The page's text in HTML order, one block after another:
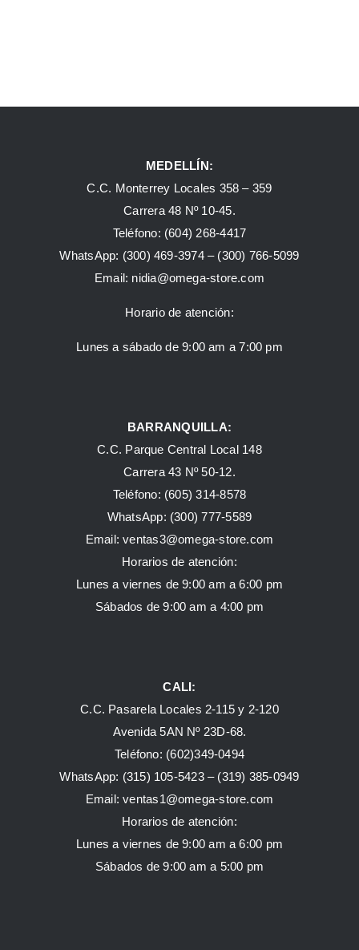
MEDELLÍN:
C.C. Monterrey Locales 358 – 359
Carrera 48 Nº 10-45.
Teléfono: (604) 268-4417
WhatsApp: (300) 469-3974 – (300) 766-5099
Email: nidia@omega-store.com
Horario de atención:
Lunes a sábado de 9:00 am a 7:00 pm
BARRANQUILLA:
C.C. Parque Central Local 148
Carrera 43 Nº 50-12.
Teléfono: (605) 314-8578
WhatsApp: (300) 777-5589
Email: ventas3@omega-store.com
Horarios de atención:
Lunes a viernes de 9:00 am a 6:00 pm
Sábados de 9:00 am a 4:00 pm
CALI:
C.C. Pasarela Locales 2-115 y 2-120
Avenida 5AN Nº 23D-68.
Teléfono: (602)349-0494
WhatsApp: (315) 105-5423 – (319) 385-0949
Email:ventas1@omega-store.com
Horarios de atención:
Lunes a viernes de 9:00 am a 6:00 pm
Sábados de 9:00 am a 5:00 pm